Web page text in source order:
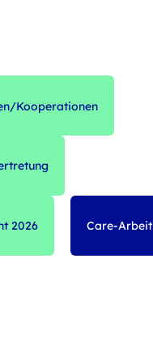
Kooperationen
2026 Care-Arbeit